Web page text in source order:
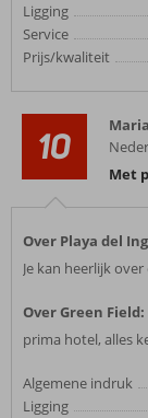
Ligging
Service
Prijs/kwaliteit
10
Maria
Met
Over Playa del
Je kan heerlijk
Over Green Field:
prima hotel, alles
Algemene indruk
Ligging